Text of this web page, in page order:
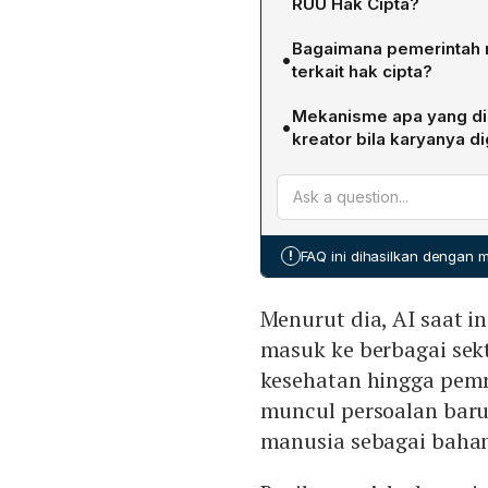
RUU Hak Cipta?
Pemerintah
generatif seperti
industri tanpa
tidak dapat dibenarkan
memastikan hak ekonomi
•Bagaimana
terkait hak cipta?
AI asistif dipandang
hak cipta tetap melekat
menghasilkan karya
berhak atas hak cipta
harus berupa manusia.
•Mekanisme apa yang
kreator bila karyanya
Pemerintah mengusulkan
mengelola lisensi dan
lebih efisien
kompensasi yang adil
! FAQ ini dihasilkan dengan
Menurut dia, AI saat
masuk ke berbagai
kesehatan hingga
muncul persoalan
manusia sebagai